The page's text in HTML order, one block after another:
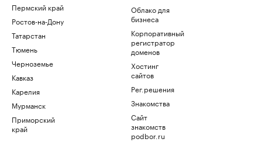
Пермский край
Ростов-на-Дону
Татарстан
Тюмень
Черноземье
Кавказ
Карелия
Мурманск
Приморский
край
Облако для
бизнеса
Корпоративный
регистратор
доменов
Хостинг
сайтов
Рег.решения
Знакомства
Сайт
знакомств
podbor.ru